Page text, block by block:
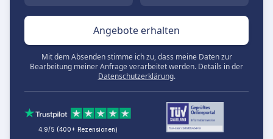
Angebote erhalten
Mit dem Absenden stimme ich zu, dass meine Daten zur
Bearbeitung meiner Anfrage verarbeitet werden. Details in der
Datenschutzerklärung.
4.9/5 (400+ Rezensionen)